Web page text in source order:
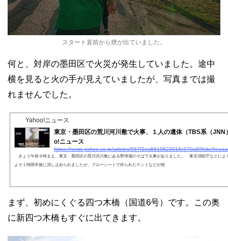
スタート直前から煙が出ていました。
何と、対岸の墨田区で火災が発生していました。途中
横を見ると火の手が見えていましたが、写真までは撮
れませんでした。
Yahoo!ニュース
東京・墨田区の荒川河川敷で火事、１人の遺体（TBS系（JNN
o!ニュース
https://news.yahoo.co.jp/articles/
きょう午前９時まえ、東京・墨田区の荒川河川敷にある野球場のそばで火事がありました。 東京消防庁などによ
よそ１時間半後に消し止められましたが、ブルーシートで作られたテントなどが焼
まず、初めにくぐる四つ木橋（国道6号）です。この奥
に新四つ木橋もすぐに出てきます。